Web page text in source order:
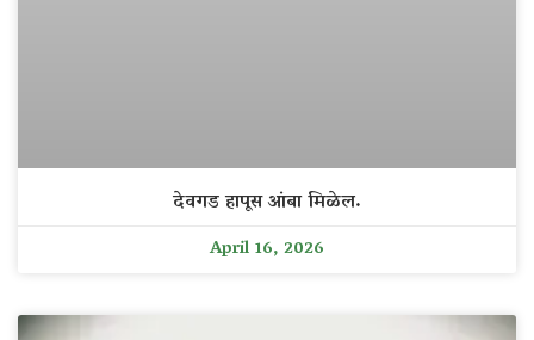
देवगड हापूस आंबा मिळेल.
April 16, 2026